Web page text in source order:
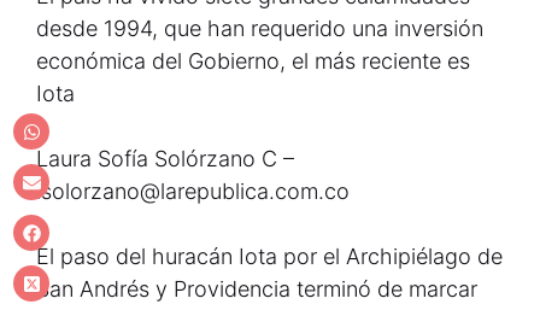
desde 1994, que han requerido una inversión
económica del Gobierno, el más reciente es
Iota
Laura Sofía Solórzano C –
lsolorzano@larepublica.com.co
El paso del huracán Iota por el Archipiélago de
San Andrés y Providencia terminó de marcar